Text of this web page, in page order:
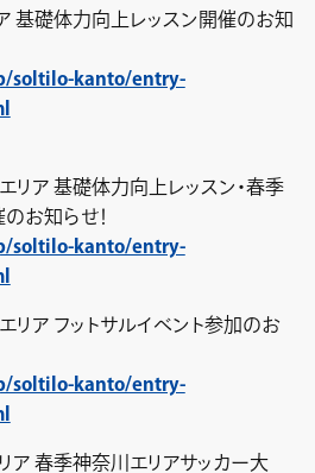
ア 基礎体力向上レッスン開催のお知
soltilo-kanto/entry-
リア 基礎体力向上レッスン・春季
お知らせ！
soltilo-kanto/entry-
リア フットサルイベント参加のお
soltilo-kanto/entry-
ア 春季神奈川エリアサッカー大